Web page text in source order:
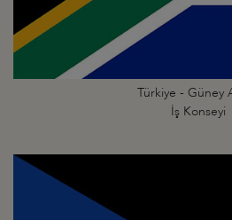
Türkiye - Güney
İş Konseyi